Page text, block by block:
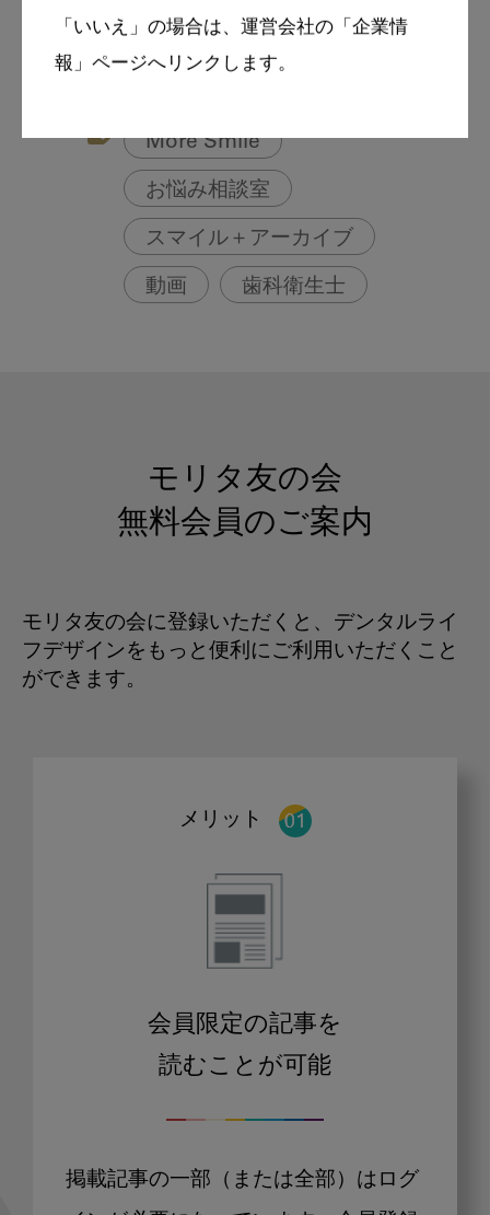
「いいえ」の場合は、運営会社の「企業情
報」ページへリンクします。
者さんはヘモグロビンA1cだ
け下げれば良い分けではない
More Smile
お悩み相談室
スマイル＋アーカイブ
動画 歯科衛生士
モリタ友の会
無料会員のご案内
モリタ友の会に登録いただくと、デンタルライ
フデザインをもっと便利にご利用いただくこと
ができます。
メリット
会員限定の記事を
読むことが可能
掲載記事の一部（または全部）はログ